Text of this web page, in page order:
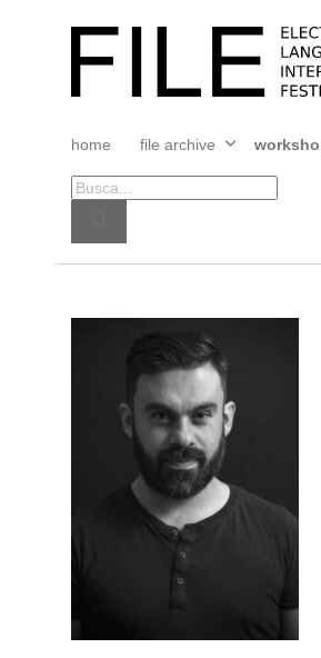
FILE
FESTIVAL
home file archive
Abrir
menu
JORGE
MARTINEZ
VALDERRAMA